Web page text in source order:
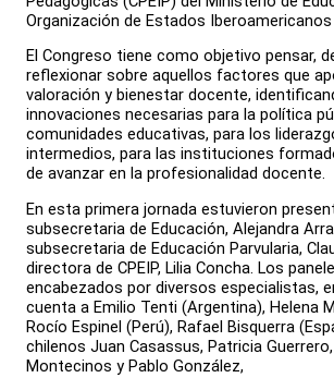
Organización de Estados Iberoamericanos
El Congreso tiene como objetivo pensar,
reflexionar sobre aquellos factores que
valoración y bienestar docente,
innovaciones necesarias para la política
comunidades educativas, para los
intermedios, para las instituciones
de avanzar en la profesionalidad docente.
En esta primera jornada estuvieron
subsecretaria de Educación, Alejandra
subsecretaria de Educación Parvularia,
directora de CPEIP, Lilia Concha. Los
encabezados por diversos especialistas,
cuenta a Emilio Tenti (Argentina), Helena
Rocío Espinel (Perú), Rafael Bisquerra
chilenos Juan Casassus, Patricia
Montecinos y Pablo González,